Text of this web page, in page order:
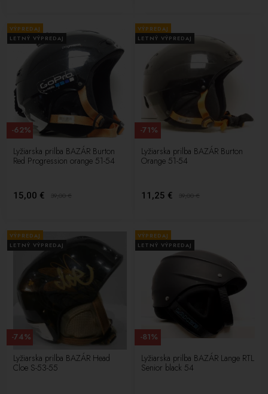
VÝPREDAJ
LETNÝ VÝPREDAJ
Lyžiarska prilba BAZÁR Burton
Red Progression orange 51-54
15,00 € 39,00€
-62%
VÝPREDAJ
LETNÝ VÝPREDAJ
Lyžiarska prilba BAZÁR Burton
Orange 51-54
11,25 € 39,00€
-71%
VÝPREDAJ
LETNÝ VÝPREDAJ
Lyžiarska prilba BAZÁR Head
Cloe S-53-55
-74%
VÝPREDAJ
LETNÝ VÝPREDAJ
Lyžiarska prilba BAZÁR Lange RTL
Senior black 54
-81%